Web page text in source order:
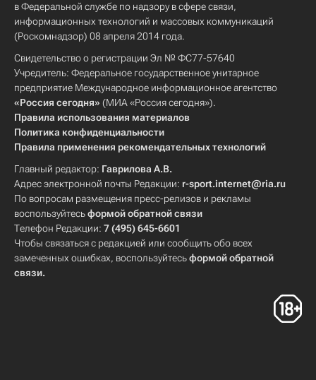
в Федеральной службе по надзору в сфере связи,
информационных технологий и массовых коммуникаций
(Роскомнадзор) 08 апреля 2014 года.
Свидетельство о регистрации Эл № ФС77-57640
Учредитель: Федеральное государственное унитарное
предприятие Международное информационное агентство
«Россия сегодня» (МИА «Россия сегодня»).
Правила использования материалов
Политика конфиденциальности
Правила применения рекомендательных технологий
Главный редактор: Гаврилова А.В.
Адрес электронной почты Редакции: r-sport.internet@ria.ru
По вопросам размещения пресс-релизов и рекламы
воспользуйтесьформой обратной связи
Телефон Редакции: 7 (495) 645-6601
Чтобы связаться с редакцией или сообщить обо всех
замеченных ошибках, воспользуйтесьформой обратной
связи.